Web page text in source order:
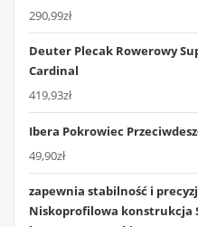
290,99zł
Deuter Plecak Rowerowy
Cardinal
419,93zł
Ibera Pokrowiec
49,90zł
zapewnia stabilność i
Niskoprofilowa konstrukcja